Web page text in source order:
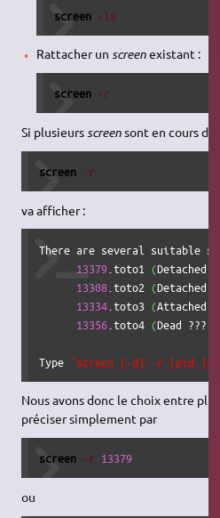
screen -ls
Rattacher un screenexistant :
screen -r
Si plusieursscreensont en cours
screen -r
va afficher :
There are several suitable
13379 .toto1 (Detached)
13308 .toto2 (Detached)
13334 .toto3 (Attached)
13356 .toto4 (Dead ???)
Type "screen [-d] -r
Nous avons donc le choix entre
préciser simplement par
screen -r 13379
ou